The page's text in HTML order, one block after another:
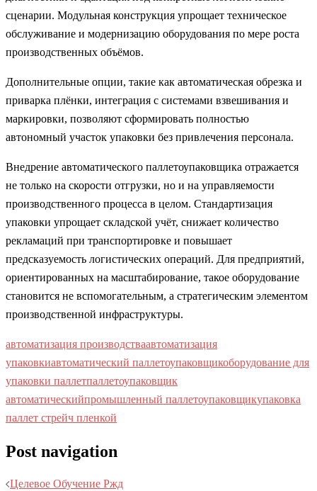
сценарии. Модульная конструкция упрощает техническое
обслуживание и модернизацию оборудования по мере роста
производственных объёмов.
Дополнительные опции, такие как автоматическая обрезка и
приварка плёнки, интеграция с системами взвешивания и
маркировки, позволяют сформировать полностью
автономный участок упаковки без привлечения персонала.
Внедрение автоматического паллетоупаковщика отражается
не только на скорости отгрузки, но и на управляемости
производственного процесса в целом. Стандартизация
упаковки упрощает складской учёт, снижает количество
рекламаций при транспортировке и повышает
предсказуемость логистических операций. Для предприятий,
ориентированных на масштабирование, такое оборудование
становится не вспомогательным, а стратегическим элементом
производственной инфраструктуры.
автоматизация производстваавтоматизация
упаковкиавтоматический паллетоупаковщикоборудование для
упаковки паллетпаллетоупаковщик
автоматическийпромышленный паллетоупаковщикупаковка
паллет стрейч пленкой
Post navigation
Целевое Обучение Ржд